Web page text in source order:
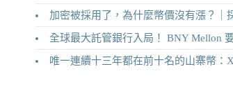
加密被採用了，為什麼幣價沒有漲？｜採用、收入與代幣
全球最大託管銀行入局！ BNY Mellon 要讓美債交易 24/
唯一連續十三年都在前十名的山寨幣：XRP ｜Ripple